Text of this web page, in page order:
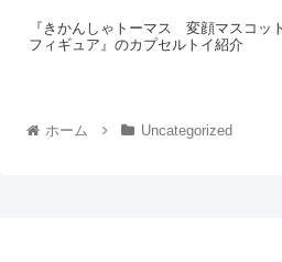
『きかんしゃトーマス 変顔マスコット
フィギュア』のカプセルトイ紹介
ホーム Uncategorized